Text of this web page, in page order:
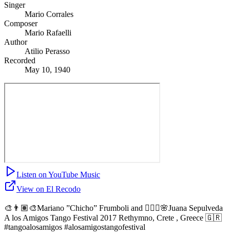
Singer
Mario Corrales
Composer
Mario Rafaelli
Author
Atilio Perasso
Recorded
May 10, 1940
Listen on YouTube Music
View on El Recodo
🎨👨🏽‍🎨Mariano ”Chicho” Frumboli and 🧚🏼‍♀️🌸Juana Sepulveda
A los Amigos Tango Festival 2017 Rethymno, Crete , Greece 🇬🇷
#tangoalosamigos #alosamigostangofestival